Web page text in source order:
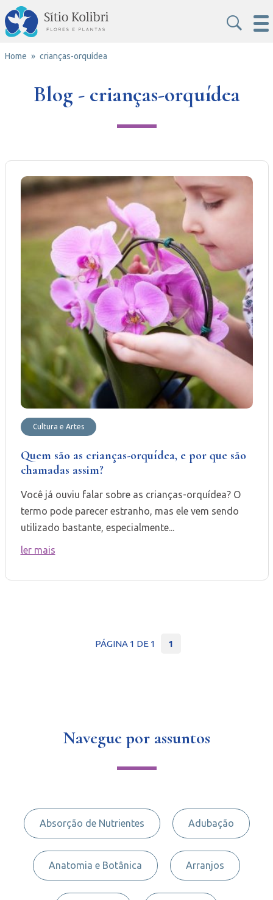
Home crianças-orquídea
Blog - crianças-orquídea
Cultura e Artes
Quem são as crianças-orquídea, e por que são
chamadas assim?
Você já ouviu falar sobre as crianças-orquídea? O
termo pode parecer estranho, mas ele vem sendo
utilizado bastante, especialmente...
ler mais
PÁGINA 1 DE 1 1
Navegue por assuntos
Absorção de Nutrientes Adubação
Anatomia e Botânica Arranjos